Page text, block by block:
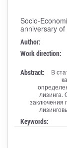
Socio-
anniversary
Author:
Work direction:
Abstract:
В
лизинга.
заключения
Keywords: